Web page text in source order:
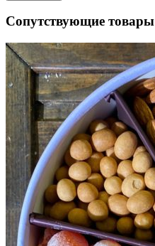
Сопутствующие товары